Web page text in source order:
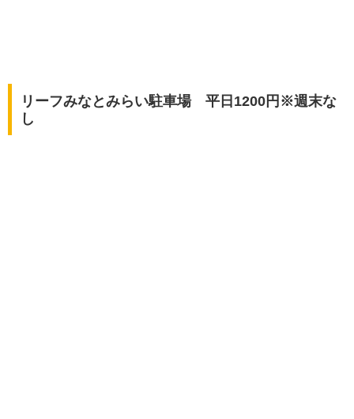
リーフみなとみらい駐車場 平日1200円※週末な
し